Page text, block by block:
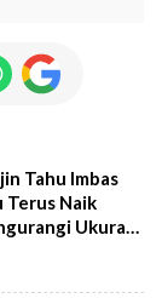
Tahu Imbas
Terus Naik
Ukuran